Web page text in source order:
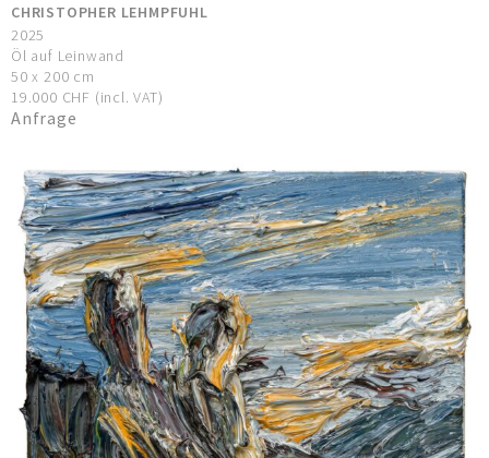
CHRISTOPHER LEHMPFUHL
2025
Öl auf Leinwand
50 x 200 cm
19.000 CHF (incl. VAT)
Anfrage